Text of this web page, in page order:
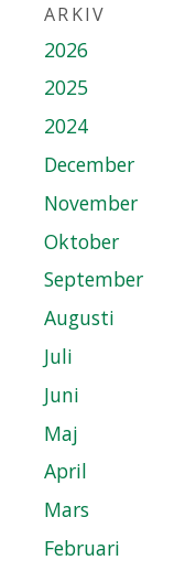
ARKIV
2026
2025
2024
December
November
Oktober
September
Augusti
Juli
Juni
Maj
April
Mars
Februari